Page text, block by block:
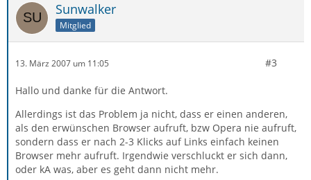
Sunwalker
Mitglied
13. März 2007 um 11:05 #3
Hallo und danke für die Antwort.
Allerdings ist das Problem ja nicht, dass er einen anderen,
als den erwünschen Browser aufruft, bzw Opera nie aufruft,
sondern dass er nach 2-3 Klicks auf Links einfach keinen
Browser mehr aufruft. Irgendwie verschluckt er sich dann,
oder kA was, aber es geht dann nicht mehr.